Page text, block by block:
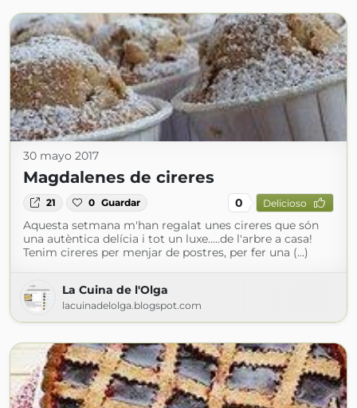
30 mayo 2017
Magdalenes de cireres
21 0 Guardar 0 Delicioso
Aquesta setmana m'han regalat unes cireres que són
una autèntica delícia i tot un luxe.....de l'arbre a casa!
Tenim cireres per menjar de postres, per fer una (...)
La Cuina de l'Olga
lacuinadelolga.blogspot.com